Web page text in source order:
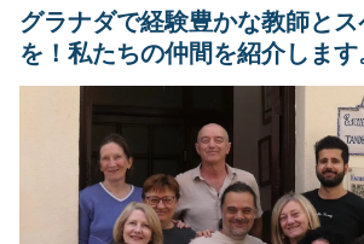
グラナダで経験豊かな教師と
を！私たちの仲間を紹介します